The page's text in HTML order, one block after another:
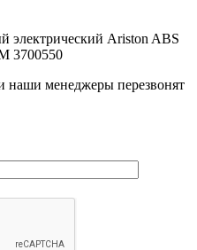
электрический Ariston ABS
3700550
наши менеджеры перезвонят